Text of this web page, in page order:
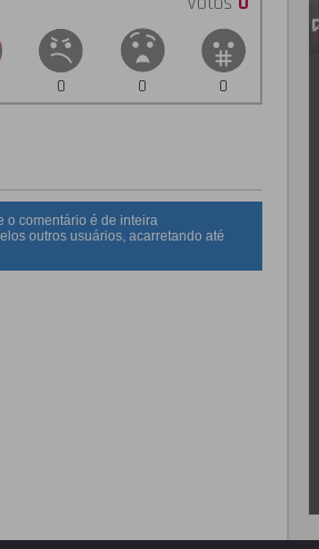
0 0 0
o comentário é de inteira
outros usuários, acarretando até